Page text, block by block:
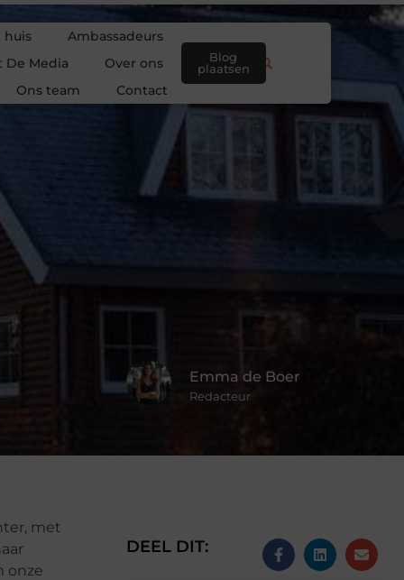
huis
Ambassadeurs
De Media
Over ons
Ons team
Contact
Blog
plaatsen
Emma de Boer
Redacteur
met
onze
DEEL DIT: